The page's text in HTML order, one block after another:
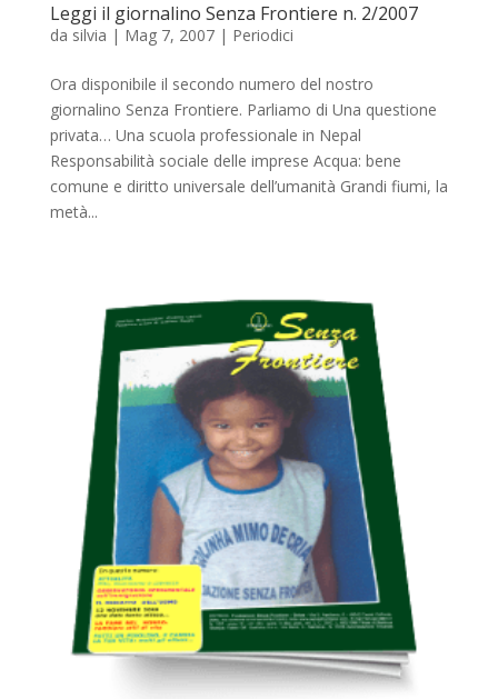
Leggi il giornalino Senza Frontiere n. 2/2007
da silvia | Mag 7, 2007| Periodici
Ora disponibile il secondo numero del nostro
giornalino Senza Frontiere. Parliamo di Una questione
privata… Una scuola professionale in Nepal
Responsabilità sociale delle imprese Acqua: bene
comune e diritto universale dell’umanità Grandi fiumi, la
metà...